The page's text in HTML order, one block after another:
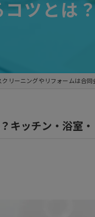
エアコンクリーニング
ツとは
リーニングやリフォームは合同
キッチン・浴室